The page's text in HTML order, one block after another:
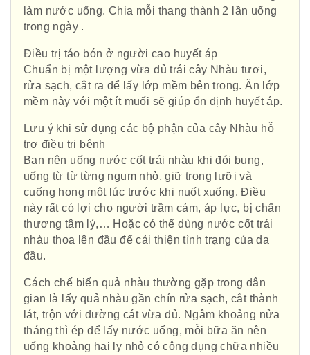
làm nước uống. Chia mỗi thang thành 2 lần uống
trong ngày .
Điều trị táo bón ở người cao huyết áp
Chuẩn bị một lượng vừa đủ trái cây Nhàu tươi,
rửa sạch, cắt ra để lấy lớp mềm bên trong. Ăn lớp
mềm này với một ít muối sẽ giúp ổn định huyết áp.
Lưu ý khi sử dụng các bộ phận của cây Nhàu hỗ
trợ điều trị bệnh
Bạn nên uống nước cốt trái nhàu khi đói bụng,
uống từ từ từng ngụm nhỏ, giữ trong lưỡi và
cuống họng một lúc trước khi nuốt xuống. Điều
này rất có lợi cho người trầm cảm, áp lực, bị chấn
thương tâm lý,… Hoặc có thể dùng nước cốt trái
nhàu thoa lên đầu để cải thiện tình trạng của da
đầu.
Cách chế biến quả nhàu thường gặp trong dân
gian là lấy quả nhàu gần chín rửa sạch, cắt thành
lát, trộn với đường cát vừa đủ. Ngâm khoảng nửa
tháng thì ép để lấy nước uống, mỗi bữa ăn nên
uống khoảng hai ly nhỏ có công dụng chữa nhiều